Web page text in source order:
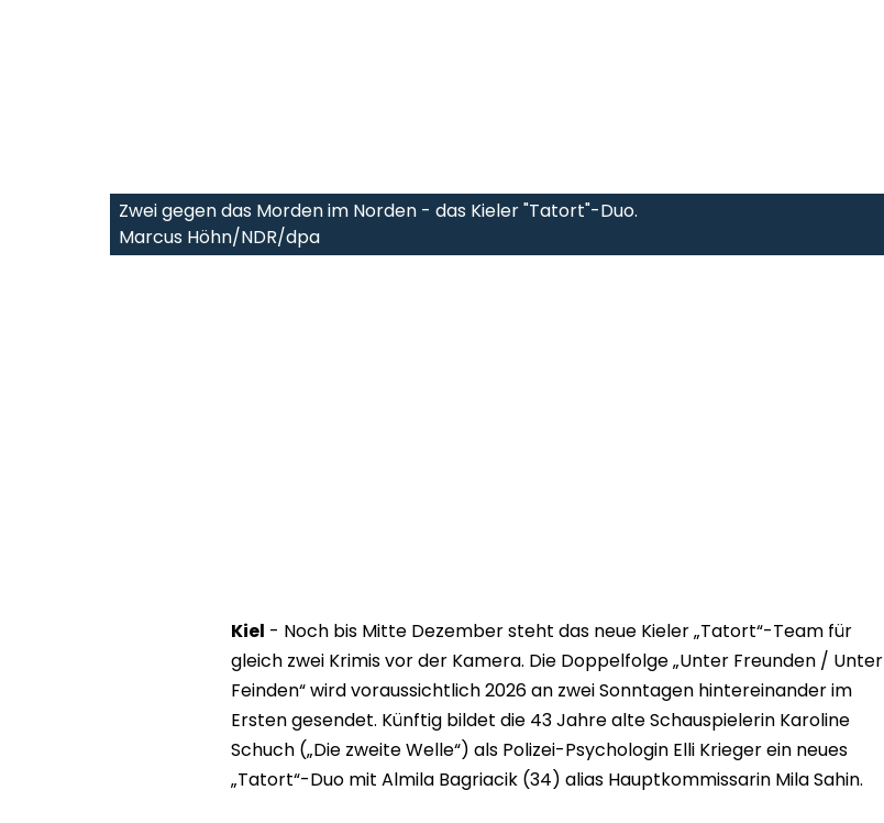
Zwei gegen das Morden im Norden - das Kieler "Tatort"-Duo.
Marcus Höhn/NDR/dpa
Kiel - Noch bis Mitte Dezember steht das neue Kieler „Tatort“-Team für
gleich zwei Krimis vor der Kamera. Die Doppelfolge „Unter Freunden / Unter
Feinden“ wird voraussichtlich 2026 an zwei Sonntagen hintereinander im
Ersten gesendet. Künftig bildet die 43 Jahre alte Schauspielerin Karoline
Schuch („Die zweite Welle“) als Polizei-Psychologin Elli Krieger ein neues
„Tatort“-Duo mit Almila Bagriacik (34) alias Hauptkommissarin Mila Sahin.